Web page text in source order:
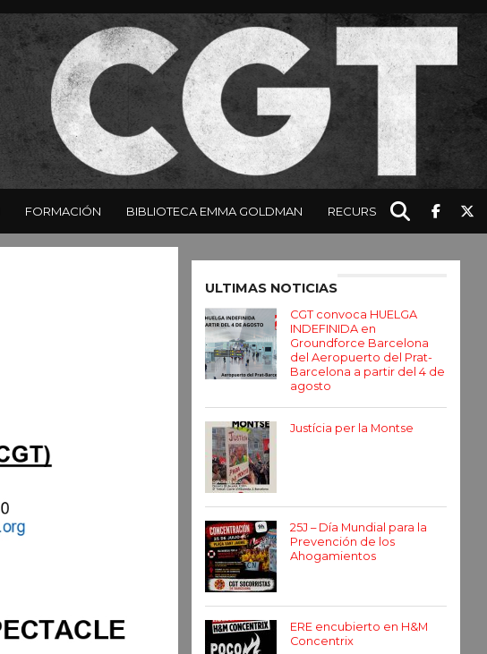
FORMACIÓN BIBLIOTECA EMMA GOLDMAN RECURSOS
ULTIMAS NOTICIAS
CGT convoca HUELGA
INDEFINIDA en
Groundforce Barcelona
del Aeropuerto del Prat-
Barcelona a partir del 4 de
agosto
Justícia per la Montse
25J – Día Mundial para la
Prevención de los
Ahogamientos
ERE encubierto en H&M
Concentrix